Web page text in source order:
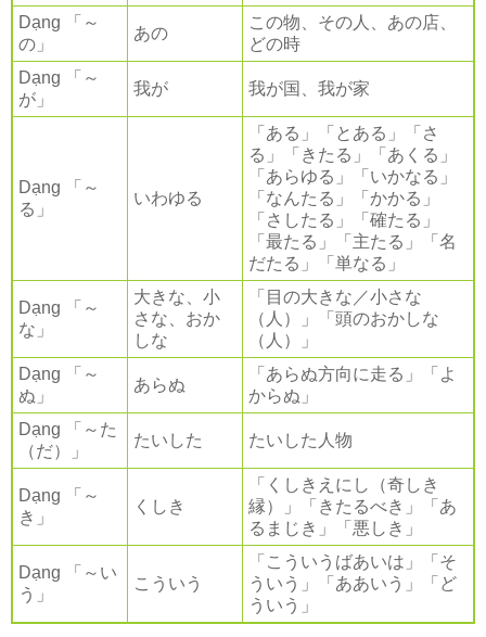
Dạng 「～
の」
あの
この物、その人、あの店、
どの時
Dạng 「～
が」
我が 我が国、我が家
Dạng 「～
る」
いわゆる
「ある」「とある」「さ
る」「きたる」「あくる」
「あらゆる」「いかなる」
「なんたる」「かかる」
「さしたる」「確たる」
「最たる」「主たる」「名
だたる」「単なる」
Dạng 「～
な」
大きな、小
さな、おか
しな
「目の大きな／小さな
（人）」「頭のおかしな
（人）」
Dạng 「～
ぬ」
あらぬ
「あらぬ方向に走る」「よ
からぬ」
Dạng 「～た
（だ）」
たいした たいした人物
Dạng 「～
き」
くしき
「くしきえにし（奇しき
縁）」「きたるべき」「あ
るまじき」「悪しき」
Dạng 「～い
う」
こういう
「こういうばあいは」「そ
ういう」「ああいう」「ど
ういう」